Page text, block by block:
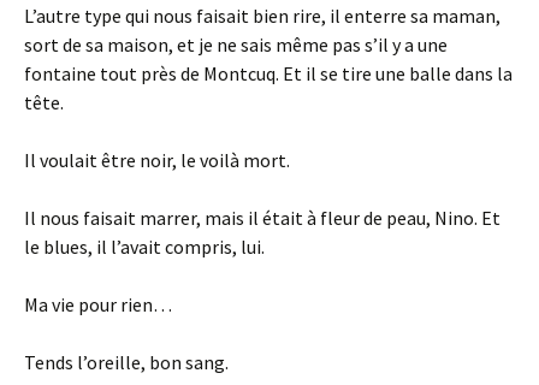
L’autre type qui nous faisait bien rire, il enterre sa maman,
sort de sa maison, et je ne sais même pas s’il y a une
fontaine tout près de Montcuq. Et il se tire une balle dans la
tête.
Il voulait être noir, le voilà mort.
Il nous faisait marrer, mais il était à fleur de peau, Nino. Et
le blues, il l’avait compris, lui.
Ma vie pour rien…
Tends l’oreille, bon sang.